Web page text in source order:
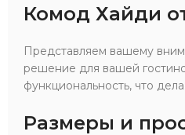
Комод Хайди
Представляем вашему
решение для вашей
функциональность, что
Размеры и